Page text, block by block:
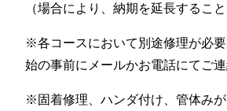
（場合により、納期を延長すること
※各コースにおいて別途修理が必
始の事前にメールかお電話にてご連
※固着修理、ハンダ付け、管体み